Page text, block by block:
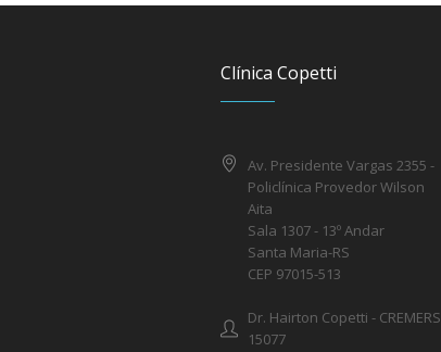
Clínica Copetti
Av. Presidente Vargas 2355 -
Policlínica Provedor Wilson
Aita
Sala 1307 - 13º Andar
Santa Maria-RS
CEP 97015-513
Dr. Hairton Copetti - CREMERS
15077